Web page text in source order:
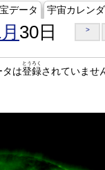
データ 宇宙カレン
30日 >
タは登録
とうろく
されていませ